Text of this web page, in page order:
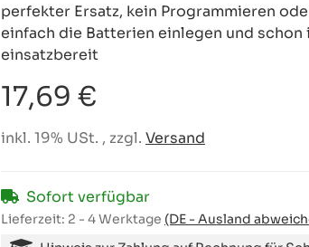
perfekter Ersatz, kein Programmieren
einfach die Batterien einlegen und schon
einsatzbereit
17,69 €
inkl. 19% USt. , zzgl. Versand
Sofort verfügbar
Lieferzeit: 2 - 4 Werktage (DE - Ausland